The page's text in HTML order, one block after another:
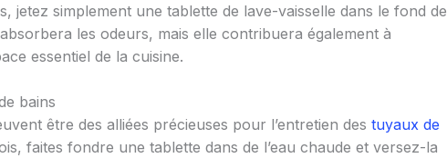
jetez simplement une tablette de lave-vaisselle dans le fond de
les odeurs, mais elle contribuera également à
essentiel de la cuisine.
bains
être des alliées précieuses pour l’entretien des tuyaux de
faites fondre une tablette dans de l’eau chaude et versez-la